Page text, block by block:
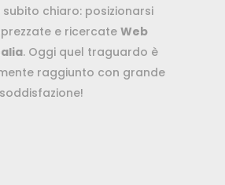
chiaro: posizionarsi
e ricercate Web
. Oggi quel traguardo è
raggiunto con grande